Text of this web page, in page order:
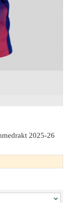
2025-26